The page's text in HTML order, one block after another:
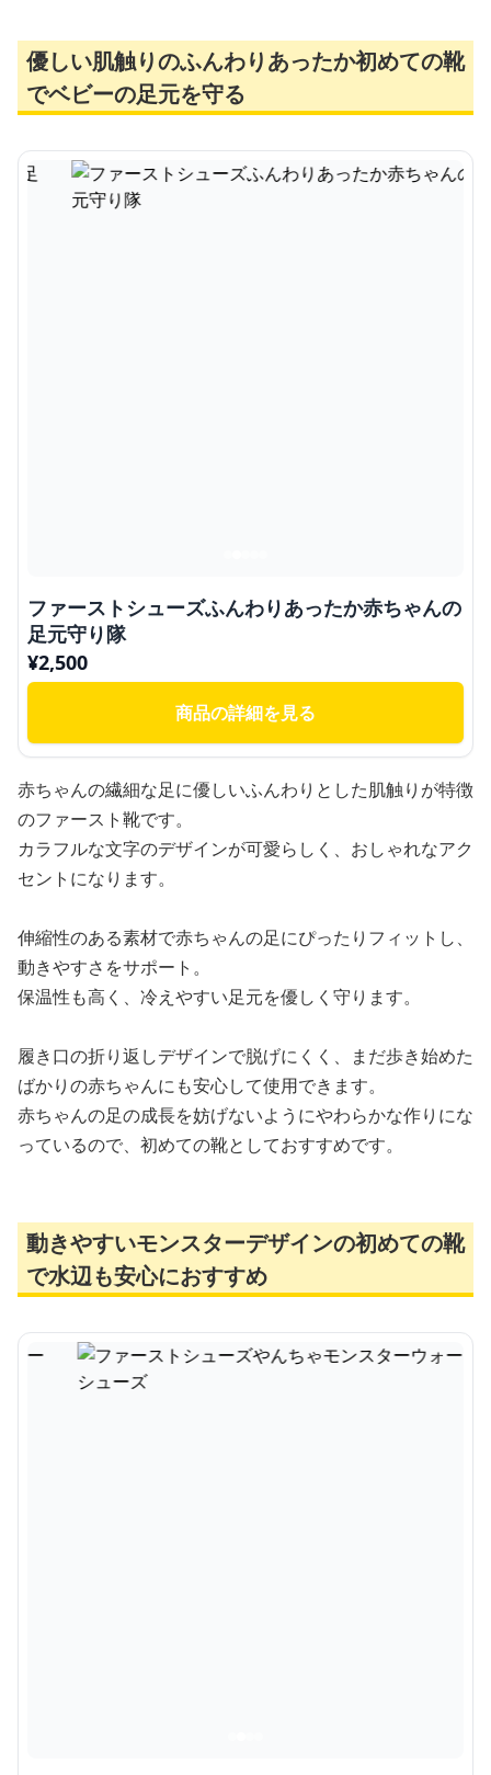
優しい肌触りのふんわりあったか初めての靴
でベビーの足元を守る
ファーストシューズふんわりあったか赤ちゃんの
足元守り隊
¥2,500
商品の詳細を見る
赤ちゃんの繊細な足に優しいふんわりとした肌触りが特徴
のファースト靴です。
カラフルな文字のデザインが可愛らしく、おしゃれなアク
セントになります。
伸縮性のある素材で赤ちゃんの足にぴったりフィットし、
動きやすさをサポート。
保温性も高く、冷えやすい足元を優しく守ります。
履き口の折り返しデザインで脱げにくく、まだ歩き始めた
ばかりの赤ちゃんにも安心して使用できます。
赤ちゃんの足の成長を妨げないようにやわらかな作りにな
っているので、初めての靴としておすすめです。
動きやすいモンスターデザインの初めての靴
で水辺も安心におすすめ